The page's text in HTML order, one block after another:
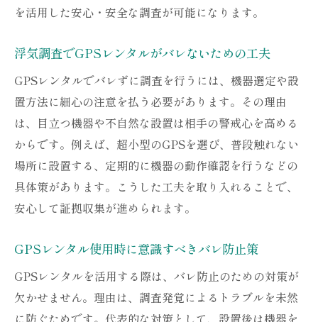
を活用した安心・安全な調査が可能になります。
浮気調査でGPSレンタルがバレないための工夫
GPSレンタルでバレずに調査を行うには、機器選定や設
置方法に細心の注意を払う必要があります。その理由
は、目立つ機器や不自然な設置は相手の警戒心を高める
からです。例えば、超小型のGPSを選び、普段触れない
場所に設置する、定期的に機器の動作確認を行うなどの
具体策があります。こうした工夫を取り入れることで、
安心して証拠収集が進められます。
GPSレンタル使用時に意識すべきバレ防止策
GPSレンタルを活用する際は、バレ防止のための対策が
欠かせません。理由は、調査発覚によるトラブルを未然
に防ぐためです。代表的な対策として、設置後は機器を